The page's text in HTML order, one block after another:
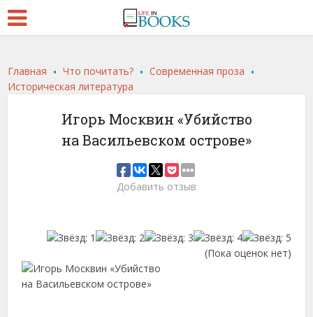
Главная .Что почитать? .Современная проза .
Историческая литература
Игорь Москвин «Убийство
на Васильевском острове»
Добавить отзыв
(Пока оценок нет)